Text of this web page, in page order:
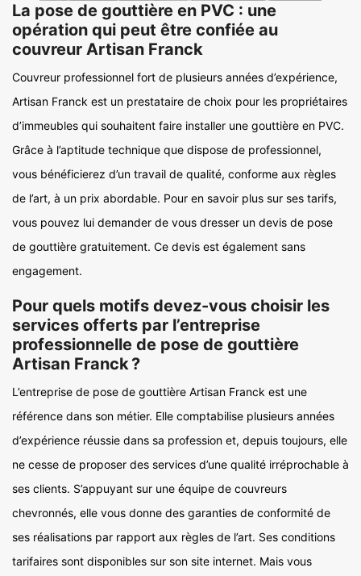
La pose de gouttière en PVC : une
opération qui peut être confiée au
couvreur Artisan Franck
Couvreur professionnel fort de plusieurs années d’expérience,
Artisan Franck est un prestataire de choix pour les propriétaires
d’immeubles qui souhaitent faire installer une gouttière en PVC.
Grâce à l’aptitude technique que dispose de professionnel,
vous bénéficierez d’un travail de qualité, conforme aux règles
de l’art, à un prix abordable. Pour en savoir plus sur ses tarifs,
vous pouvez lui demander de vous dresser un devis de pose
de gouttière gratuitement. Ce devis est également sans
engagement.
Pour quels motifs devez-vous choisir les
services offerts par l’entreprise
professionnelle de pose de gouttière
Artisan Franck ?
L’entreprise de pose de gouttière Artisan Franck est une
référence dans son métier. Elle comptabilise plusieurs années
d’expérience réussie dans sa profession et, depuis toujours, elle
ne cesse de proposer des services d’une qualité irréprochable à
ses clients. S’appuyant sur une équipe de couvreurs
chevronnés, elle vous donne des garanties de conformité de
ses réalisations par rapport aux règles de l’art. Ses conditions
tarifaires sont disponibles sur son site internet. Mais vous